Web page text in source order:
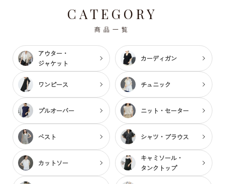
CATEGORY
商品一覧
アウター・
ジャケット
カーディガン
ワンピース チュニック
プルオーバー ニット・セーター
ベスト シャツ・ブラウス
カットソー
キャミソール・
タンクトップ